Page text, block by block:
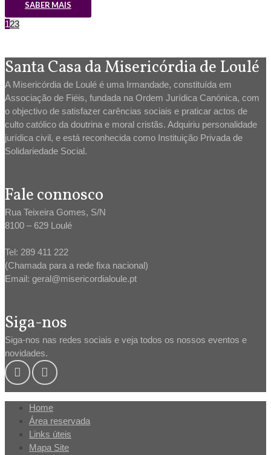
SABER MAIS
123
Santa Casa da Misericórdia de Loulé
A Misericórdia de Loulé é uma Irmandade, constituída em
Associação de Fiéis, fundada na Ordem Jurídica Canónica, com
o objectivo de satisfazer carências sociais e praticar actos de
culto católico da doutrina e moral cristãs. Adquiriu personalidade
jurídica civil, e está reconhecida como Instituição Privada de
Solidariedade Social.
Fale connosco
Rua Teixeira Gomes, S/N
8100 – 629 Loulé
Tel: 289 411 222
(Chamada para a rede fixa nacional)
Email: geral@misericordialoule.pt
Siga-nos
Siga-nos nas redes sociais e veja todos os nossos eventos e
novidades.
Home
Área reservada
Links úteis
Mapa Site